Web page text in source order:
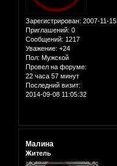
Зарегистрирован: 2007-11-15
Приглашений: 0
Сообщений: 1217
Уважение: +24
Пол: Мужской
Провел на форуме:
22 часа 57 минут
Последний визит:
2014-09-08 11:05:32
Малина
Житель